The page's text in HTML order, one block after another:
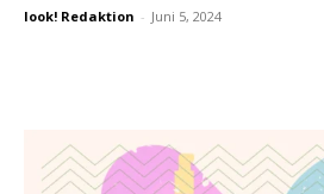
look! Redaktion - Juni 5, 2024